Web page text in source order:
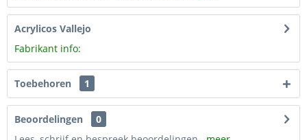
Acrylicos Vallejo
Fabrikant info:
Toebehoren 1
Beoordelingen
0